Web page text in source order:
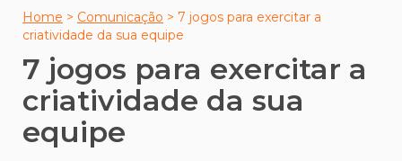
Home > Comunicação > 7 jogos para exercitar a
criatividade da sua equipe
7 jogos para exercitar a
criatividade da sua
equipe